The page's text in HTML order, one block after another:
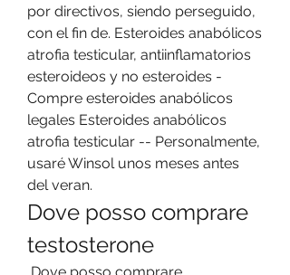
por directivos, siendo perseguido,
con el fin de. Esteroides anabólicos
atrofia testicular, antiinflamatorios
esteroideos y no esteroides -
Compre esteroides anabólicos
legales Esteroides anabólicos
atrofia testicular -- Personalmente,
usaré Winsol unos meses antes
del veran.
Dove posso comprare
testosterone